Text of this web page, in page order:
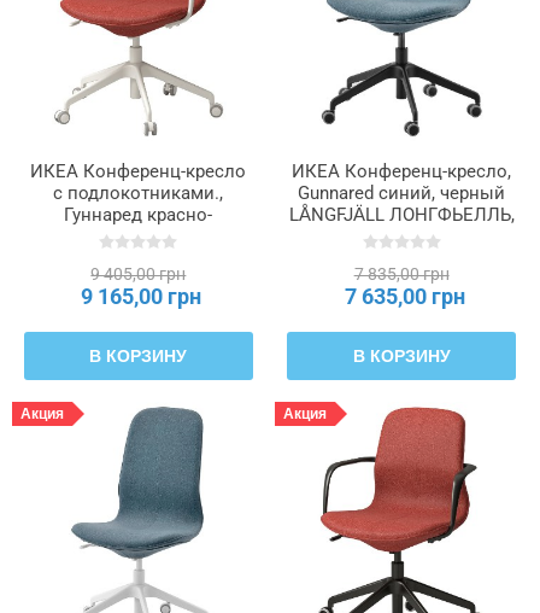
ИКЕА Конференц-кресло
с подлокотниками.,
Гуннаред красно-
оранжевый, белый
995.077.26
9 405,00 грн
9 165,00 грн
В КОРЗИНУ
ИКЕА Конференц-кресло,
Gunnared синий, черный
LÅNGFJÄLL ЛОНГФЬЕЛЛЬ,
191.775.79
7 835,00 грн
7 635,00 грн
В КОРЗИНУ
Акция Акция